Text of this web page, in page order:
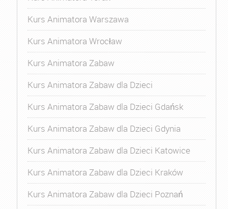
Kurs Animatora Warszawa
Kurs Animatora Wrocław
Kurs Animatora Zabaw
Kurs Animatora Zabaw dla Dzieci
Kurs Animatora Zabaw dla Dzieci Gdańsk
Kurs Animatora Zabaw dla Dzieci Gdynia
Kurs Animatora Zabaw dla Dzieci Katowice
Kurs Animatora Zabaw dla Dzieci Kraków
Kurs Animatora Zabaw dla Dzieci Poznań